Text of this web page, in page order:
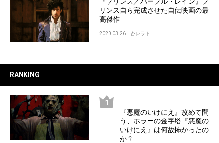
リンス自ら完成させた自伝映画の最
高傑作
2020.03.26 杏レラト
RANKING
『悪魔のいけにえ』改めて問
う、ホラーの金字塔『悪魔の
いけにえ』は何故怖かったの
か？